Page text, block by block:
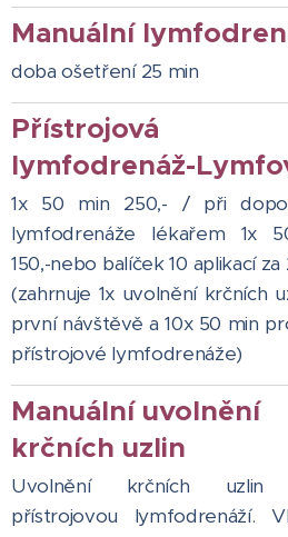
Manuální
doba ošetření 25 min
Přístrojová
lymfodrenáž-
1x 50 min 250,- / při
lymfodrenáže lékařem 1x
150,-nebo balíček 10 aplikací za
(zahrnuje 1x uvolnění krčních
první návštěvě a 10x 50 min
přístrojové lymfodrenáže)
Manuální uvolnění
krčních uzlin
Uvolnění krčních uzlin
přístrojovou lymfodrenáží.